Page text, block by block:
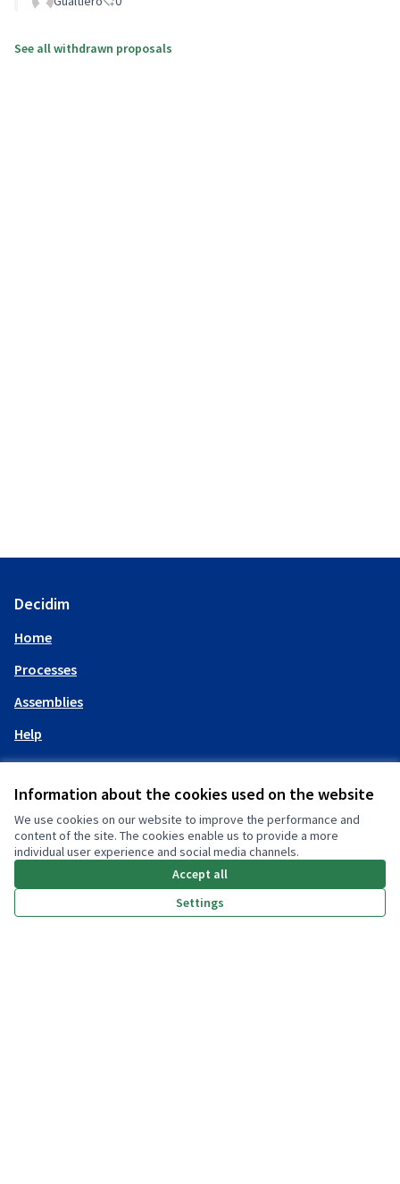
Information about the cookies used on the website
We use cookies on our website to improve the performance and
content of the site. The cookies enable us to provide a more
individual user experience and social media channels.
Accept all
Settings
See all withdrawn proposals
Decidim
Home
Processes
Assemblies
Help
My account
Log in